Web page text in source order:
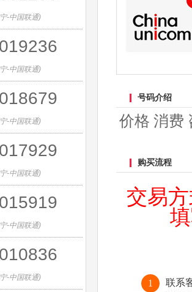
-中国联通)
-中国联通)
-中国联通)
-中国联通)
-中国联通)
-中国联通)
号码介绍
价格 消费
购买流程
交易
1 联系